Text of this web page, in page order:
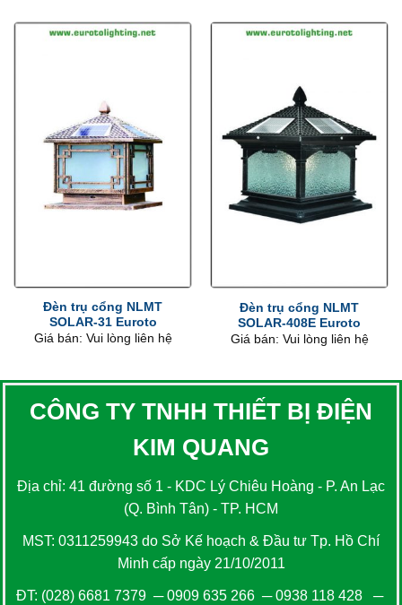
Đèn trụ cổng NLMT
SOLAR-31 Euroto
Giá bán: Vui lòng liên hệ
Đèn trụ cổng NLMT
SOLAR-408E Euroto
Giá bán: Vui lòng liên hệ
CÔNG TY TNHH THIẾT BỊ ĐIỆN
KIM QUANG
Địa chỉ: 41 đường số 1 - KDC Lý Chiêu Hoàng - P. An Lạc
(Q. Bình Tân) - TP. HCM
MST: 0311259943 do Sở Kế hoạch & Đầu tư Tp. Hồ Chí
Minh cấp ngày 21/10/2011
ĐT: (028) 6681 7379 ─0909 635 266─0938 118 428─